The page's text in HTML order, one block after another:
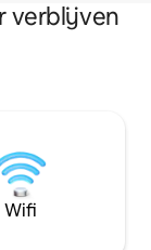
verblijven
Wifi